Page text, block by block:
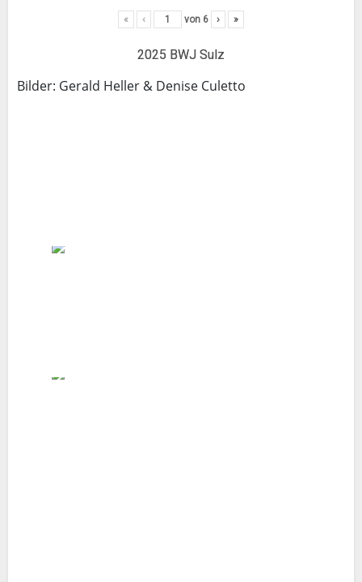
« ‹ von 6 › »
2025 BWJ Sulz
Bilder: Gerald Heller & Denise Culetto